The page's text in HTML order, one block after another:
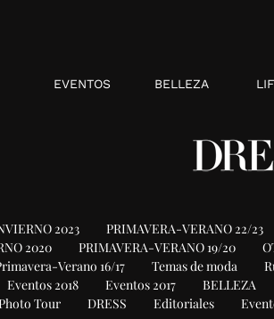
EVENTOS BELLEZA
2023 PRIMAVERA-VERANO 22/23
2020 PRIMAVERA-VERANO 19/20
Verano 16/17 Temas de moda
Eventos 2018 Eventos 2017 BELLEZA
Tour DRESS Editoriales